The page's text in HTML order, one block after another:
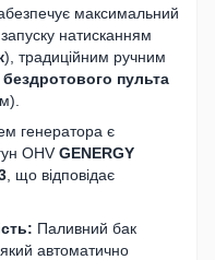
максимальний
натисканням
), традиційним ручним
бездротового пульта
генератора є
OHV GENERGY
, що відповідає
Паливний бак
, який автоматично